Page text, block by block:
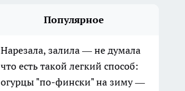
Популярное
Нарезала, залила — не думала
что есть такой легкий способ:
огурцы "по-фински" на зиму —